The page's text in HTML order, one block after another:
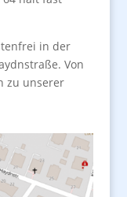
in der
Von
zu unserer